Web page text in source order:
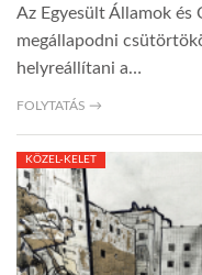
Az Egyesült Államok és
megállapodni
helyreállítani a…
FOLYTATÁS →
KÖZEL-KELET